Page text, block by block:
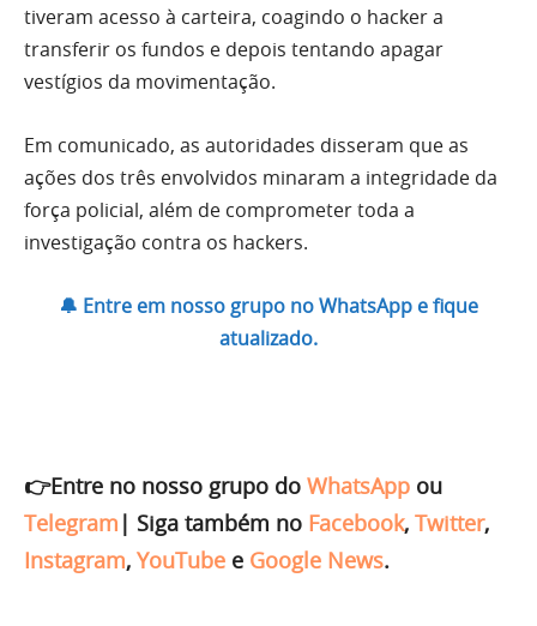
tiveram acesso à carteira, coagindo o hacker a
transferir os fundos e depois tentando apagar
vestígios da movimentação.
Em comunicado, as autoridades disseram que as
ações dos três envolvidos minaram a integridade da
força policial, além de comprometer toda a
investigação contra os hackers.
🔔 Entre em nosso grupo no WhatsApp e fique
atualizado.
👉Entre no nosso grupo do WhatsApp ou
Telegram | Siga também no Facebook, Twitter,
Instagram, YouTube e Google News.